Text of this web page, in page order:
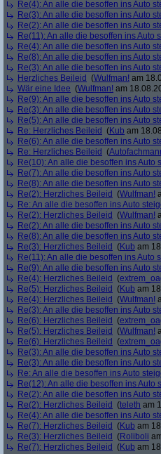
Re(4): An alle die besoffen ins Auto
Re(3): An alle die besoffen ins Auto
Re(2): An alle die besoffen ins Auto
Re(11): An alle die besoffen ins Auto
Re(4): An alle die besoffen ins Auto
Re(8): An alle die besoffen ins Auto
Re(3): An alle die besoffen ins Auto
Herzliches Beileid (Wulfman! am
Wär eine Idee (Wulfman! am
Re(9): An alle die besoffen ins Auto
Re(3): An alle die besoffen ins Auto
Re(5): An alle die besoffen ins Auto
Re: Herzliches Beileid (Kub am
Re(6): An alle die besoffen ins Auto
Re: Herzliches Beileid (
Re(10): An alle die besoffen ins Auto
Re(7): An alle die besoffen ins Auto
Re(8): An alle die besoffen ins Auto
Re(2): Herzliches Beileid (Wulfman!
Re: An alle die besoffen ins Auto
Re(2): Herzliches Beileid (Wulfman!
Re(2): An alle die besoffen ins Auto
Re(8): An alle die besoffen ins Auto
Re(3): Herzliches Beileid (Kub am
Re(11): An alle die besoffen ins Auto
Re(9): An alle die besoffen ins Auto
Re(4): Herzliches Beileid (
Re(5): Herzliches Beileid (Kub am
Re(4): Herzliches Beileid (Wulfman!
Re(3): An alle die besoffen ins Auto
Re(6): Herzliches Beileid (
Re(5): Herzliches Beileid (Wulfman!
Re(6): Herzliches Beileid (
Re(3): An alle die besoffen ins Auto
Re(3): An alle die besoffen ins Auto
Re: An alle die besoffen ins Auto
Re(12): An alle die besoffen ins Auto
Re(2): An alle die besoffen ins Auto
Re(2): Herzliches Beileid (teleth am
Re(4): An alle die besoffen ins Auto
Re(7): Herzliches Beileid (Kub am
Re(3): Herzliches Beileid (Roliboli
Re(7): Herzliches Beileid (Kub am